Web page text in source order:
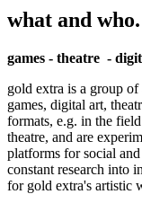
what and who.
games - theatre -
gold extra is a group
games, digital art,
formats, e.g. in the
theatre, and are
platforms for social
constant research into
for gold extra's artistic